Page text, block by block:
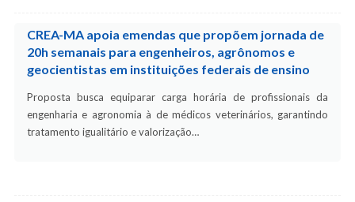
CREA-MA apoia emendas que propõem jornada de
20h semanais para engenheiros, agrônomos e
geocientistas em instituições federais de ensino
Proposta busca equiparar carga horária de profissionais da
engenharia e agronomia à de médicos veterinários, garantindo
tratamento igualitário e valorização…